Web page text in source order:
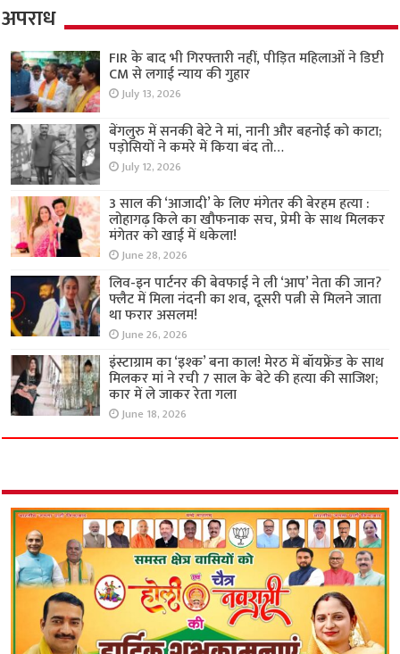
अपराध
FIR के बाद भी गिरफ्तारी नहीं, पीड़ित महिलाओं ने डिप्टी
CM से लगाई न्याय की गुहार
July 13, 2026
बेंगलुरु में सनकी बेटे ने मां, नानी और बहनोई को काटा;
पड़ोसियों ने कमरे में किया बंद तो…
July 12, 2026
3 साल की ‘आजादी’ के लिए मंगेतर की बेरहम हत्या :
लोहागढ़ किले का खौफनाक सच, प्रेमी के साथ मिलकर
मंगेतर को खाई में धकेला!
June 28, 2026
लिव-इन पार्टनर की बेवफाई ने ली ‘आप’ नेता की जान?
फ्लैट में मिला नंदनी का शव, दूसरी पत्नी से मिलने जाता
था फरार असलम!
June 26, 2026
इंस्टाग्राम का ‘इश्क’ बना काल! मेरठ में बॉयफ्रेंड के साथ
मिलकर मां ने रची 7 साल के बेटे की हत्या की साजिश;
कार में ले जाकर रेता गला
June 18, 2026